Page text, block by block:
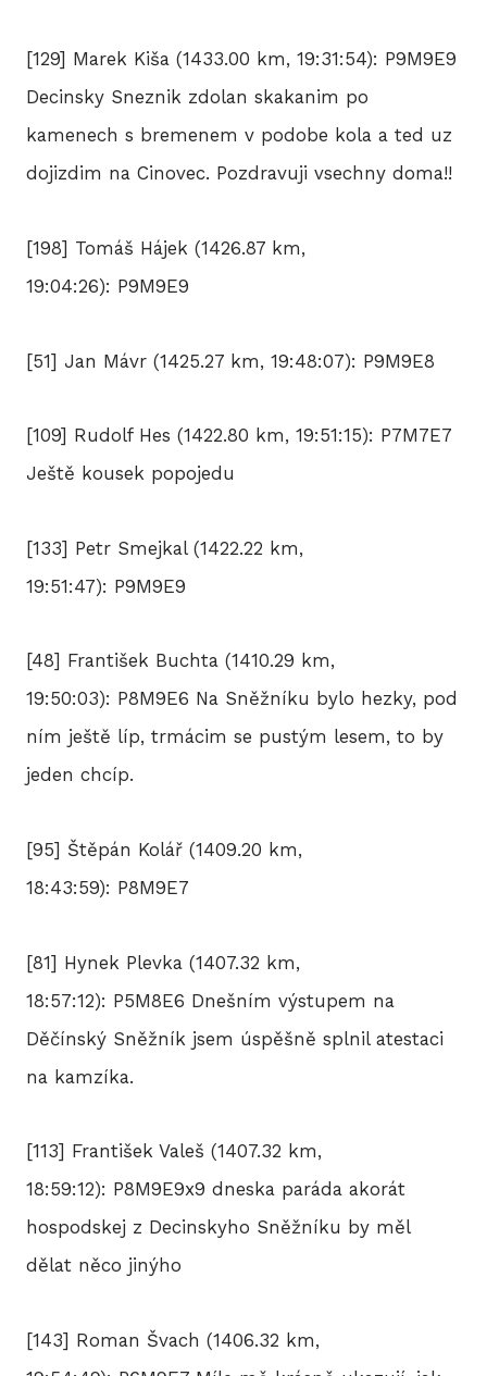
[129] Marek Kiša (1433.00 km, 19:31:54): P9M9E9
Decinsky Sneznik zdolan skakanim po
kamenech s bremenem v podobe kola a ted uz
dojizdim na Cinovec. Pozdravuji vsechny doma!!
[198] Tomáš Hájek (1426.87 km,
19:04:26): P9M9E9
[51] Jan Mávr (1425.27 km, 19:48:07): P9M9E8
[109] Rudolf Hes (1422.80 km, 19:51:15): P7M7E7
Ještě kousek popojedu
[133] Petr Smejkal (1422.22 km,
19:51:47): P9M9E9
[48] František Buchta (1410.29 km,
19:50:03): P8M9E6 Na Sněžníku bylo hezky, pod
ním ještě líp, trmácim se pustým lesem, to by
jeden chcíp.
[95] Štěpán Kolář (1409.20 km,
18:43:59): P8M9E7
[81] Hynek Plevka (1407.32 km,
18:57:12): P5M8E6 Dnešním výstupem na
Děčínský Sněžník jsem úspěšně splnil atestaci
na kamzíka.
[113] František Valeš (1407.32 km,
18:59:12): P8M9E9x9 dneska paráda akorát
hospodskej z Decinskyho Sněžníku by měl
dělat něco jinýho
[143] Roman Švach (1406.32 km,